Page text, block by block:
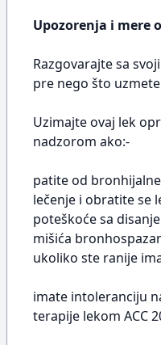
Upozorenja i mere
Razgovarajte sa
pre nego što uzmete
Uzimajte ovaj lek
nadzorom ako:-
patite od
lečenje i obratite se
poteškoće sa
mišića
ukoliko ste ranije
imate intoleranciju
terapije lekom ACC